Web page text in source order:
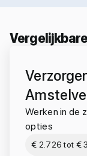
Werken in de
opties
€ 2.726 tot €